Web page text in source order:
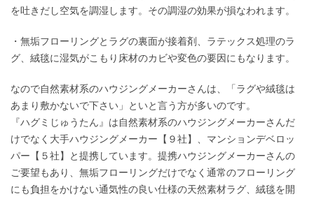
を吐きだし空気を調湿します。その調湿の効果が損なわれます。
・無垢フローリングとラグの裏面が接着剤、ラテックス処理のラ
グ、絨毯に湿気がこもり床材のカビや変色の要因にもなります。
なので自然素材系のハウジングメーカーさんは、「ラグや絨毯は
あまり敷かないで下さい」といと言う方が多いのです。
『ハグミじゅうたん』は自然素材系のハウジングメーカーさんだ
けでなく大手ハウジングメーカー【９社】、マンションデベロッ
パー【５社】と提携しています。提携ハウジングメーカーさんの
ご要望もあり、無垢フローリングだけでなく通常のフローリング
にも負担をかけない通気性の良い仕様の天然素材ラグ、絨毯を開